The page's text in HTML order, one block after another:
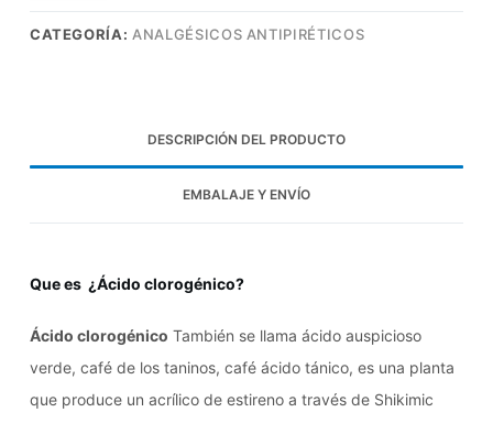
CATEGORÍA: ANALGÉSICOS ANTIPIRÉTICOS
DESCRIPCIÓN DEL PRODUCTO
EMBALAJE Y ENVÍO
Que es ¿Ácido clorogénico?
Ácido clorogénico También se llama ácido auspicioso
verde, café de los taninos, café ácido tánico, es una planta
que produce un acrílico de estireno a través de Shikimic